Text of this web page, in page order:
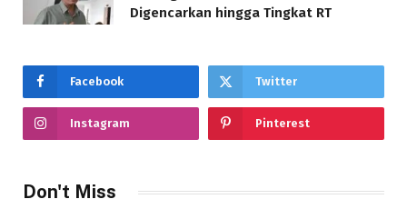
Digencarkan hingga Tingkat RT
Facebook Twitter
Instagram Pinterest
Don't Miss